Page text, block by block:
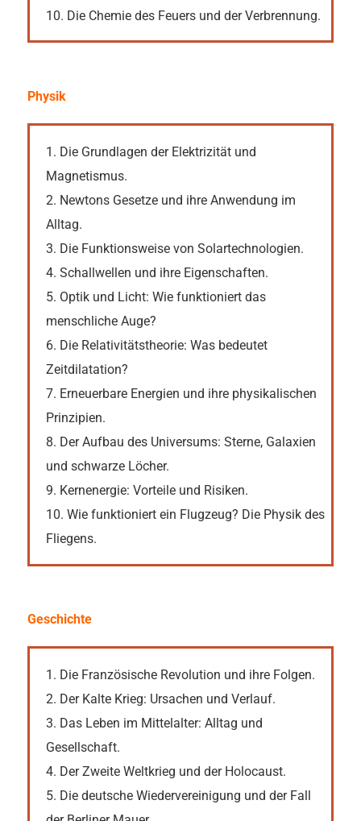
10. Die Chemie des Feuers und der Verbrennung.
Physik
1. Die Grundlagen der Elektrizität und
Magnetismus.
2. Newtons Gesetze und ihre Anwendung im
Alltag.
3. Die Funktionsweise von Solartechnologien.
4. Schallwellen und ihre Eigenschaften.
5. Optik und Licht: Wie funktioniert das
menschliche Auge?
6. Die Relativitätstheorie: Was bedeutet
Zeitdilatation?
7. Erneuerbare Energien und ihre physikalischen
Prinzipien.
8. Der Aufbau des Universums: Sterne, Galaxien
und schwarze Löcher.
9. Kernenergie: Vorteile und Risiken.
10. Wie funktioniert ein Flugzeug? Die Physik des
Fliegens.
Geschichte
1. Die Französische Revolution und ihre Folgen.
2. Der Kalte Krieg: Ursachen und Verlauf.
3. Das Leben im Mittelalter: Alltag und
Gesellschaft.
4. Der Zweite Weltkrieg und der Holocaust.
5. Die deutsche Wiedervereinigung und der Fall